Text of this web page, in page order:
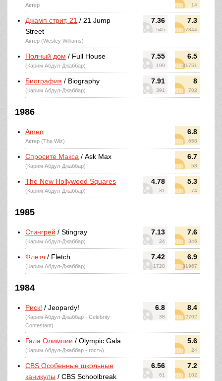
14
Актер
7.36
545
7.3
7344
Джамп стрит, 21 / 21 Jump
Street
Актер (Wesley Williams)
7.55
199
6.5
31751
Полный дом / Full House
(Карим Абдул-Джаббар)
7.91
391
8
702
Биография / Biography
(Карим Абдул-Джаббар)
1986
6.8
658
Amen
Актер (The Wiz)
6.7
58
Спросите Макса / Ask Max
(Карим Абдул-Джаббар)
4.78
31
5.3
74
The New Hollywood Squares
(Карим Абдул-Джаббар)
1985
7.13
24
7.6
346
Стингрей / Stingray
(Карим Абдул-Джаббар)
7.42
1728
6.9
31967
Флетч / Fletch
(Карим Абдул-Джаббар)
1984
6.8
38
8.4
2702
Риск! / Jeopardy!
(Карим Абдул-Джаббар - Celebrity
Contestant)
5.6
24
Гала Олимпии / Olympic Gala
(Карим Абдул-Джаббар - гость)
6.56
61
7.2
102
CBS Особенные школьные
каникулы / CBS Schoolbreak